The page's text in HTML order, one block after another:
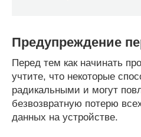
Предупреждение
Перед тем как начинать
учтите, что некоторые
радикальными и могут
безвозвратную потерю
данных на устройстве.